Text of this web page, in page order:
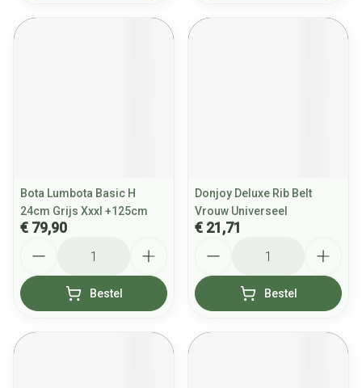
Bota Lumbota Basic H
24cm Grijs Xxxl +125cm
€ 79,90
Bestel
Donjoy Deluxe Rib Belt
Vrouw Universeel
€ 21,71
Bestel